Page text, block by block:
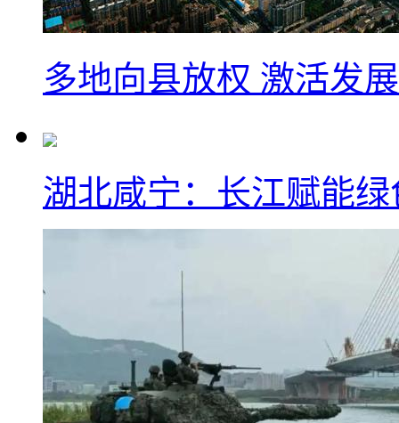
多地向县放权 激活发
湖北咸宁：长江赋能